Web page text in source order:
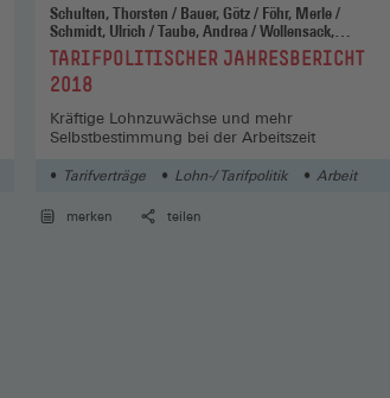
Schulten, Thorsten / Bauer, Götz / Föhr, Merle /
Schmidt, Ulrich / Taube, Andrea / Wollensack,
Monika / Ziouziou, Jasmina
:
TARIFPOLITISCHER JAHRESBERICHT
2018
Kräftige Lohnzuwächse und mehr
Selbstbestimmung bei der Arbeitszeit
Tarifverträge Lohn-/ Tarifpolitik Arbeit
merken teilen